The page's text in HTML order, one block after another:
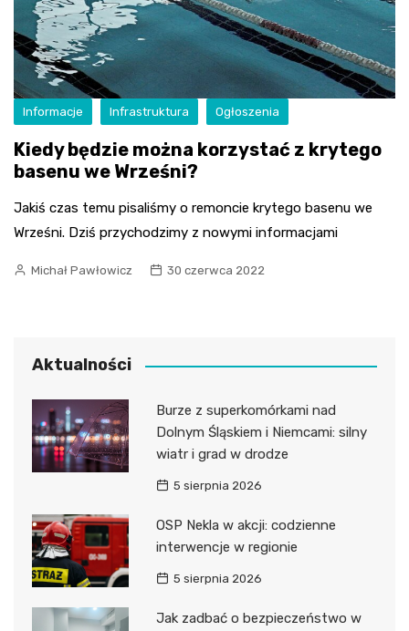
Informacje Infrastruktura Ogłoszenia
Kiedy będzie można korzystać z krytego
basenu we Wrześni?
Jakiś czas temu pisaliśmy o remoncie krytego basenu we
Wrześni. Dziś przychodzimy z nowymi informacjami
Michał Pawłowicz 30 czerwca 2022
Aktualności
Burze z superkomórkami nad
Dolnym Śląskiem i Niemcami: silny
wiatr i grad w drodze
5 sierpnia 2026
OSP Nekla w akcji: codzienne
interwencje w regionie
5 sierpnia 2026
Jak zadbać o bezpieczeństwo w